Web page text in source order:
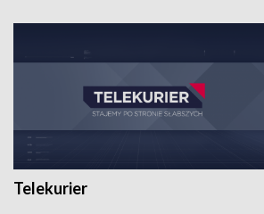
Telekurier